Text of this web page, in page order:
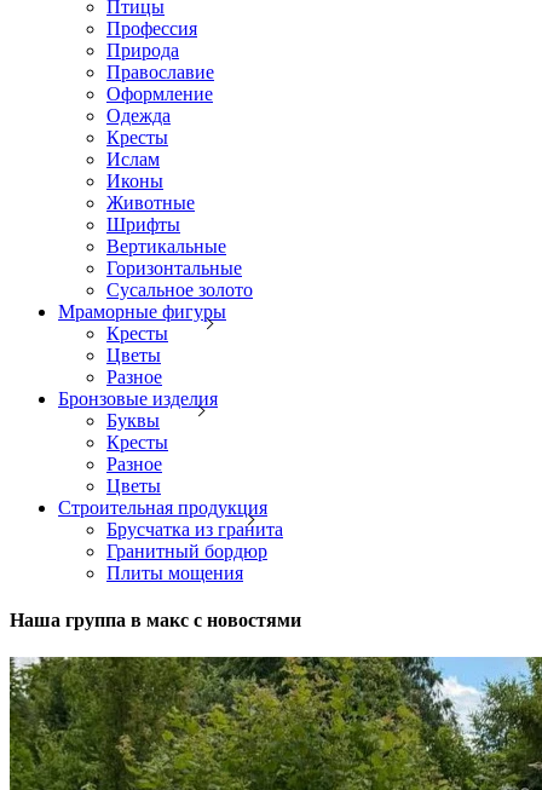
Птицы
Профессия
Природа
Православие
Оформление
Одежда
Кресты
Ислам
Иконы
Животные
Шрифты
Вертикальные
Горизонтальные
Сусальное золото
Мраморные фигуры
Кресты
Цветы
Разное
Бронзовые изделия
Буквы
Кресты
Разное
Цветы
Строительная продукция
Брусчатка из гранита
Гранитный бордюр
Плиты мощения
Наша группа в макс с новостями